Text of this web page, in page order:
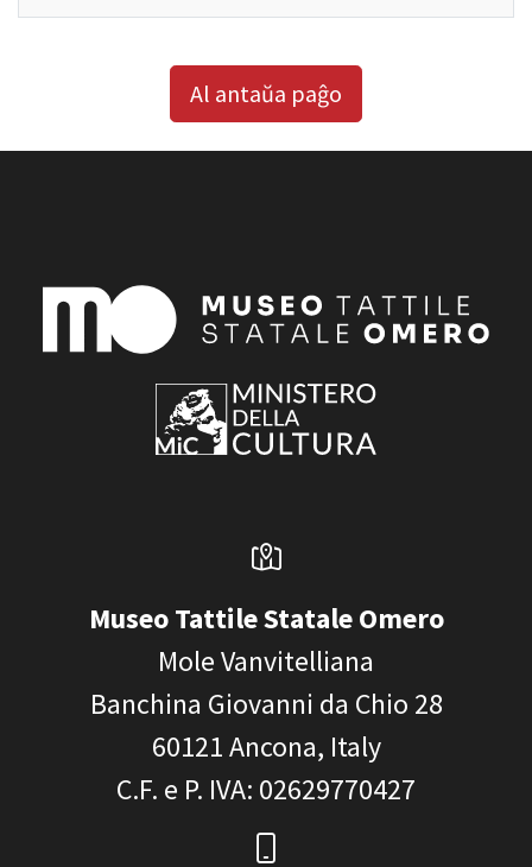
Al antaŭa paĝo
Museo Tattile Statale Omero
Mole Vanvitelliana
Banchina Giovanni da Chio 28
60121Ancona, Italy
C.F. e P. IVA: 02629770427